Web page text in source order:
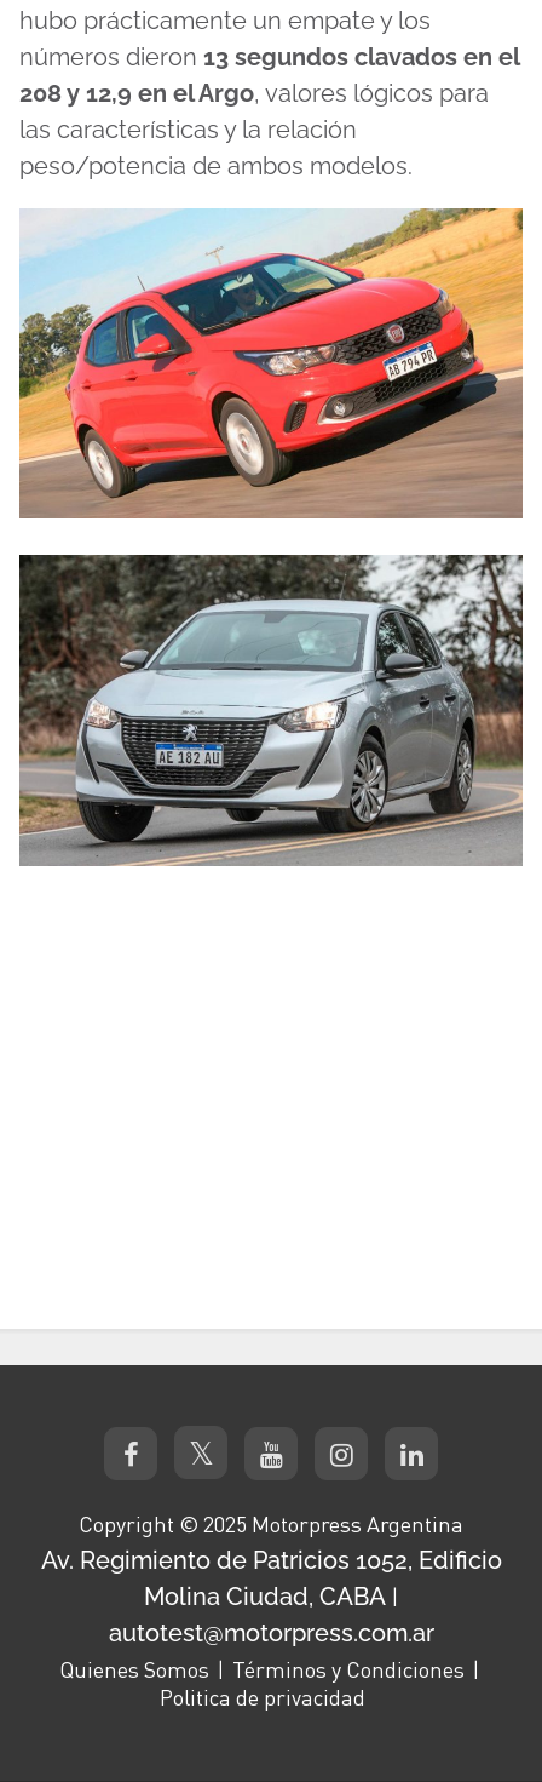
hubo prácticamente un empate y los
números dieron 13 segundos clavados en el
208 y 12,9 en el Argo, valores lógicos para
las características y la relación
peso/potencia de ambos modelos.
Copyright © 2025 Motorpress Argentina
Av. Regimiento de Patricios 1052, Edificio
Molina Ciudad, CABA |
autotest@motorpress.com.ar
Quienes Somos
Términos y Condiciones
Politica de privacidad